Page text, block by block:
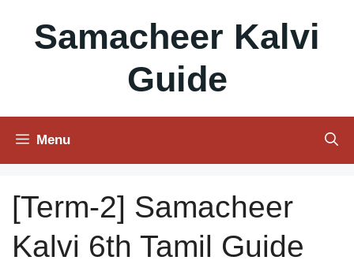
contentSamacheer Kalvi
Guide
Menu
[Term-2] Samacheer
Kalvi 6th Tamil Guide